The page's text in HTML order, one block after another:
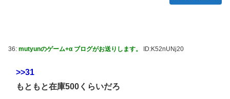
36: mutyunのゲーム+α ブログがお送りします。 ID:K52nUNj20
>>31
もともと在庫500くらいだろ